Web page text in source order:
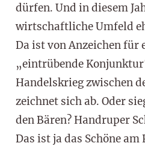
dürfen. Und in diesem
wirtschaftliche Umfeld
Da ist von Anzeichen für
„eintrübende
Handelskrieg zwischen
zeichnet sich ab. Oder
den Bären? Handruper
Das ist ja das Schöne